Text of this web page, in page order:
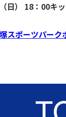
日） 18：00キ
スポーツパー